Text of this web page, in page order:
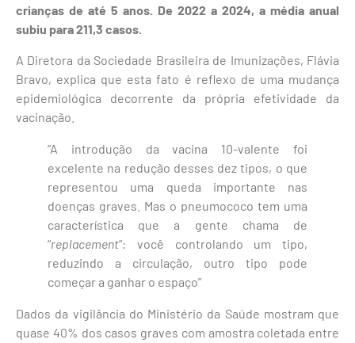
crianças de até 5 anos. De 2022 a 2024, a média anual
subiu para 211,3 casos.
A Diretora da Sociedade Brasileira de Imunizações, Flávia
Bravo, explica que esta fato é reflexo de uma mudança
epidemiológica decorrente da própria efetividade da
vacinação.
“A introdução da vacina 10-valente foi
excelente na redução desses dez tipos, o que
representou uma queda importante nas
doenças graves. Mas o pneumococo tem uma
característica que a gente chama de
“replacement“: você controlando um tipo,
reduzindo a circulação, outro tipo pode
começar a ganhar o espaço”
Dados da vigilância do Ministério da Saúde mostram que
quase 40% dos casos graves com amostra coletada entre